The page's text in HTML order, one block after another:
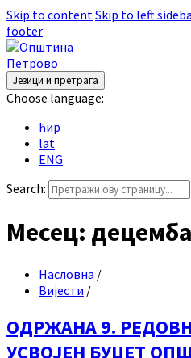
Skip to contentSkip to left
footer
Језици и претрага
Choose language:
ћир
lat
ENG
Search:
Месец:
Насловна /
Вијести /
ОДРЖАНА 9.
УСВОЈЕН БУЏЕТ